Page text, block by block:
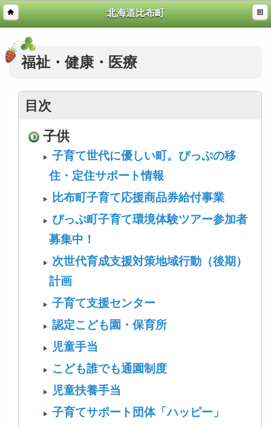
北海道比布町
福祉・健康・医療
目次
子供
子育て世代に優しい町。ぴっぷの移
住・定住サポート情報
比布町子育て応援商品券給付事業
ぴっぷ町子育て環境体験ツアー参加者
募集中！
次世代育成支援対策地域行動（後期）
計画
子育て支援センター
認定こども園・保育所
児童手当
こども誰でも通園制度
児童扶養手当
子育てサポート団体「ハッピー」